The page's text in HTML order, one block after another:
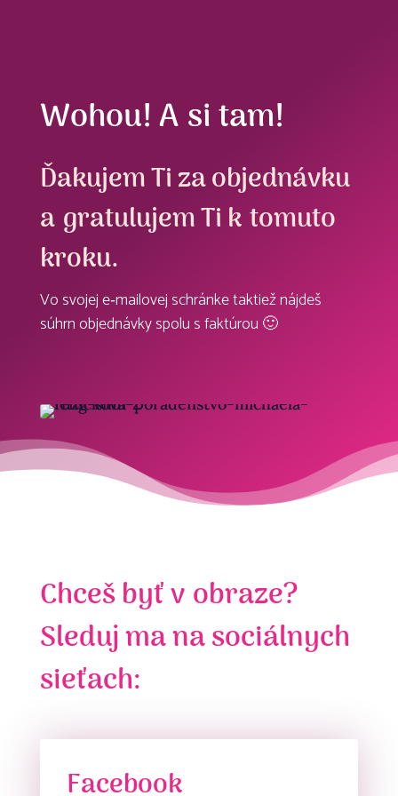
Wohou! A si tam!
Ďakujem Ti za objednávku
a gratulujem Ti k tomuto
kroku.
Vo svojej e‑mailovej schránke taktiež nájdeš
súhrn objednávky spolu s faktúrou 🙂
Chceš byť v obraze?
Sleduj ma na sociálnych
sieťach:
Facebook